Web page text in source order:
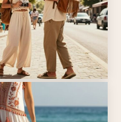
2026:
auch bei